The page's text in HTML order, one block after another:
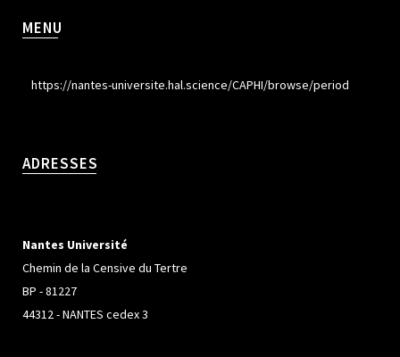
MENU
https://nantes-universite.hal.science/CAPHI/browse/period
ADRESSES
Nantes Université
Chemin de la Censive du Tertre
BP - 81227
44312 - NANTES cedex 3